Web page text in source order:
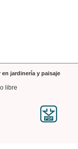
jardinería y paisaje
libre